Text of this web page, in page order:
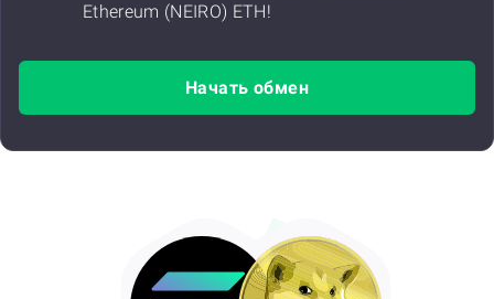
Ethereum (NEIRO) ETH!
Начать обмен